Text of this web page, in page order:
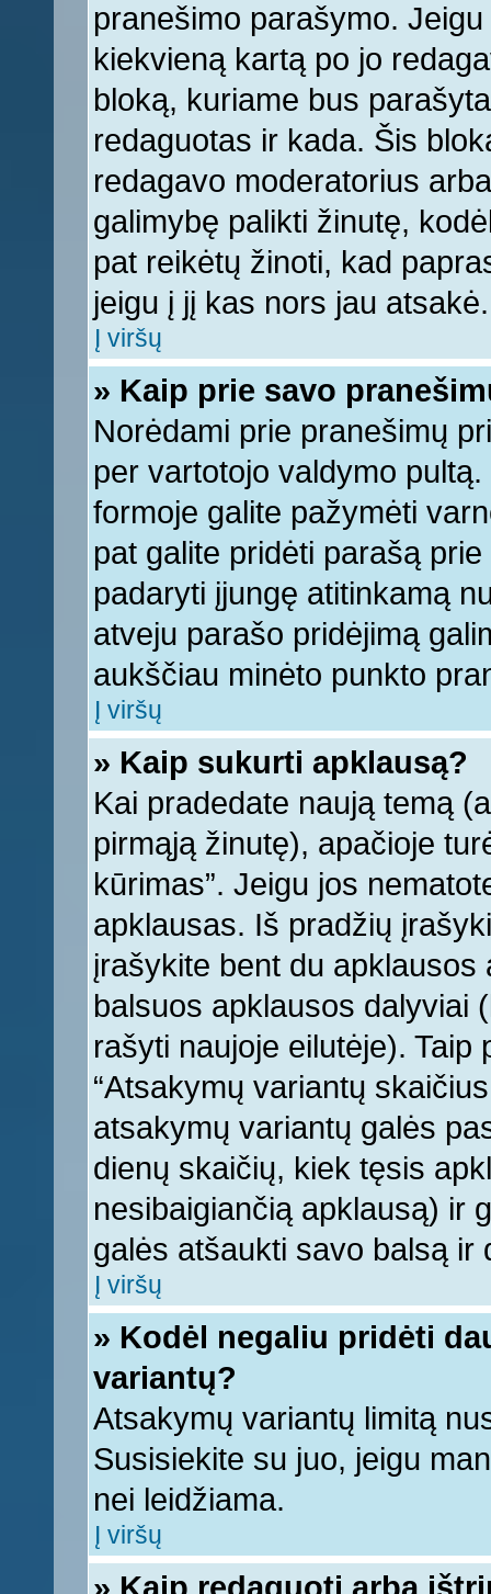
pranešimo parašymo.
kiekvieną kartą po jo
bloką, kuriame bus
redaguotas ir kada. Šis
redagavo moderatorius
galimybę palikti žinutę,
pat reikėtų žinoti, kad
jeigu į jį kas nors jau atsakė.
Į viršų
» Kaip prie savo
Norėdami prie pranešimų
per vartotojo valdymo
formoje galite pažymėti
pat galite pridėti parašą
padaryti įjungę atitinkamą
atveju parašo pridėjimą
aukščiau minėto punkto
Į viršų
» Kaip sukurti apklausą?
Kai pradedate naują temą
pirmąją žinutę), apačioje
kūrimas”. Jeigu jos
apklausas. Iš pradžių
įrašykite bent du
balsuos apklausos dalyviai
rašyti naujoje eilutėje).
“Atsakymų variantų
atsakymų variantų galės
dienų skaičių, kiek tęsis
nesibaigiančią apklausą) ir
galės atšaukti savo balsą ir
Į viršų
» Kodėl negaliu pridėti
variantų?
Atsakymų variantų limitą
Susisiekite su juo, jeigu
nei leidžiama.
Į viršų